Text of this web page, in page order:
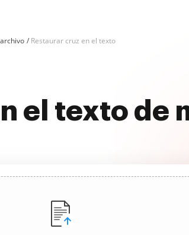
Restaurar cruz en el texto
el texto de